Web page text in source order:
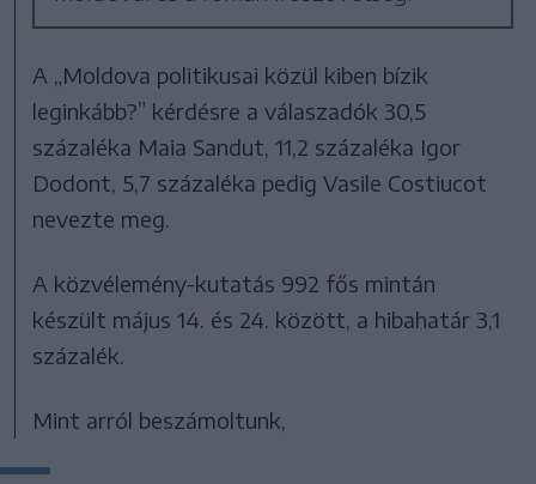
A „Moldova politikusai közül kiben bízik
leginkább?” kérdésre a válaszadók 30,5
százaléka Maia Sandut, 11,2 százaléka Igor
Dodont, 5,7 százaléka pedig Vasile Costiucot
nevezte meg.
A közvélemény-kutatás 992 fős mintán
készült május 14. és 24. között, a hibahatár 3,1
százalék.
Mint arról beszámoltunk,